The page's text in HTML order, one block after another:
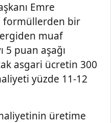
Emre
formüllerden bir
muaf
5 puan aşağı
asgari ücretin 300
yüzde 11-12
üretime